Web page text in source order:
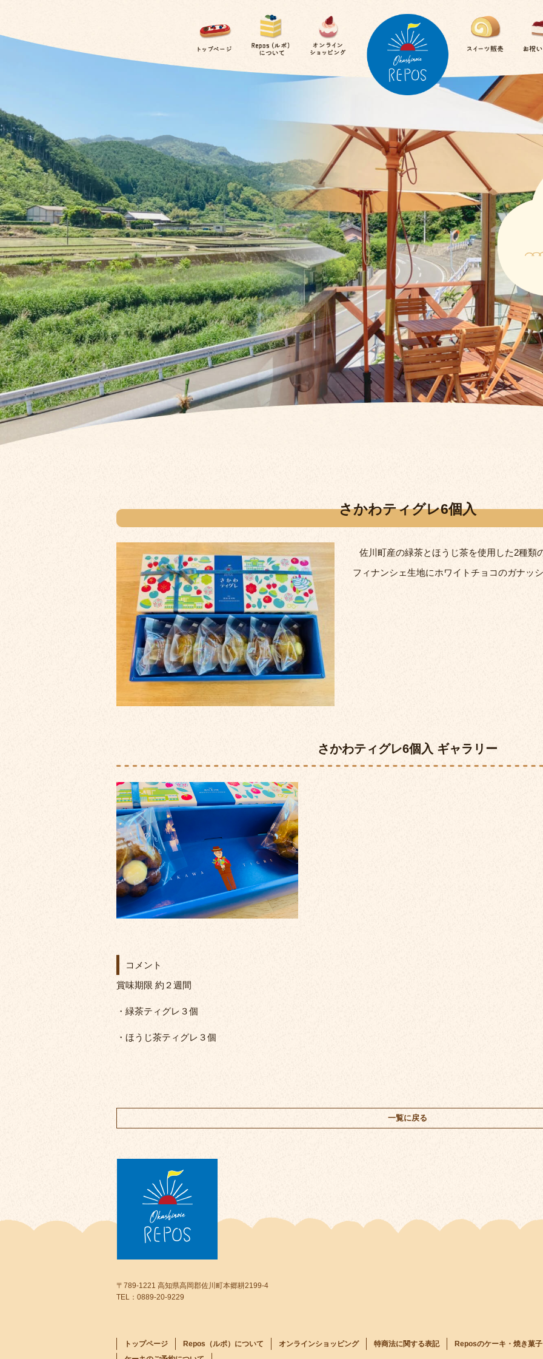
さかわティグレ6個入
佐川町産の緑茶とほうじ茶を使用した2種類
フィナンシェ生地にホワイトチョコのガナッ
さかわティグレ6個入 ギャラリー
コメント
賞味期限 約２週間
・緑茶ティグレ３個
・ほうじ茶ティグレ３個
一覧に戻る
トップページ Repos（ルポ）について オンラインショッピング 特商法に関する表記
Reposのケーキ・焼き菓子
〒789-1221 高知県高岡郡佐川町本郷耕2199-4
TEL：0889-20-9229